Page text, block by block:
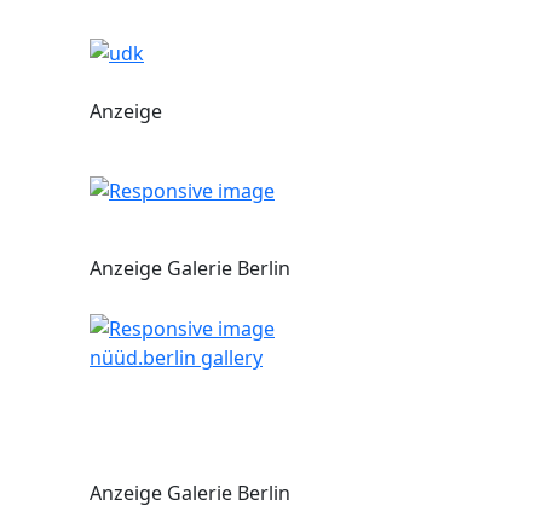
Anzeige
Anzeige Galerie Berlin
nüüd.berlin gallery
Anzeige Galerie Berlin